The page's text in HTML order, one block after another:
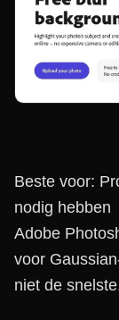
Beste voor:
nodig hebben
Adobe
voor
niet de